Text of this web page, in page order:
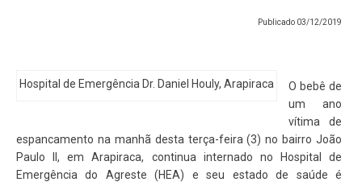
Publicado 03/12/2019
Hospital de Emergência Dr. Daniel Houly, Arapiraca
O bebê de
um ano
vítima de
espancamento na manhã desta terça-feira (3) no bairro João
Paulo II, em Arapiraca, continua internado no Hospital de
Emergência do Agreste (HEA) e seu estado de saúde é